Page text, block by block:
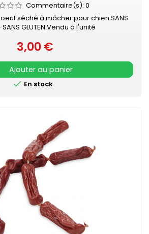
Commentaire(s): 0
séché à mâcher pour chien SANS
SANS GLUTEN Vendu à l'unité
Prix
3,00 €
Ajouter au panier
 En stock